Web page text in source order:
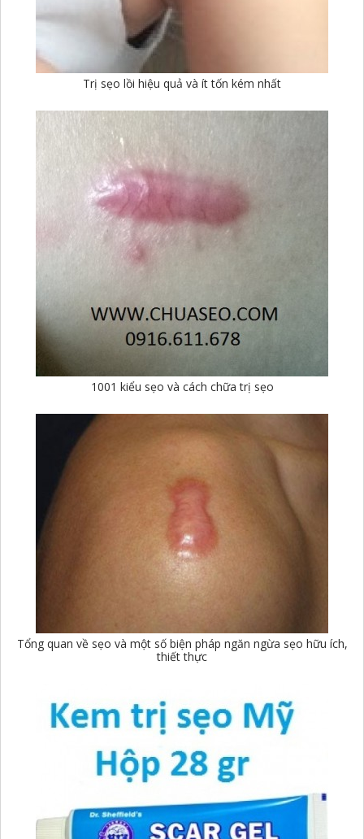
Trị sẹo lồi hiệu quả và ít tốn kém nhất
1001 kiểu sẹo và cách chữa trị sẹo
Tổng quan về sẹo và một số biện pháp ngăn ngừa sẹo hữu ích,
thiết thực